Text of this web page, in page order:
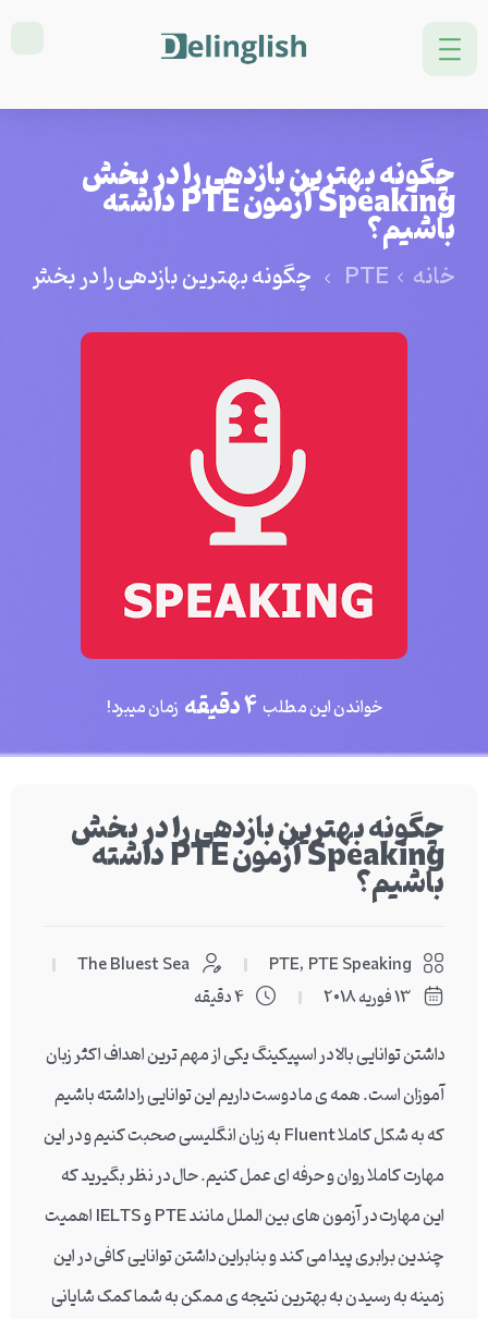
چگونه بهترین بازدهی را در بخش
Speaking آزمون PTE داشته باشیم؟
خانه PTE چگونه بهترین بازدهی را در بخش Speaking آزمون PTE داشته باشیم؟
خواندن این مطلب4 دقیقه زمان میبرد!
چگونه بهترین بازدهی را در بخش
Speaking آزمون PTE داشته باشیم؟
PTE, PTE Speaking
The Bluest Sea
13 فوریه 2018
4 دقیقه
داشتن توانایی بالا در اسپیکینگ یکی از مهم ترین اهداف اکثر زبان
آموزان است. همه ی ما دوست داریم این توانایی را داشته باشیم
که به شکل کاملا Fluent به زبان انگلیسی صحبت کنیم و در این
مهارت کاملا روان و حرفه ای عمل کنیم. حال در نظر بگیرید که
این مهارت در آزمون های بین الملل مانند PTE و IELTS اهمیت
چندین برابری پیدا می کند و بنابراین داشتن توانایی کافی در این
زمینه به رسیدن به بهترین نتیجه ی ممکن به شما کمک شایانی